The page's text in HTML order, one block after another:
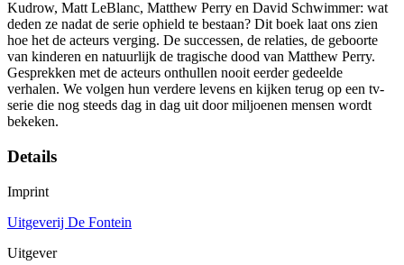
Kudrow, Matt LeBlanc, Matthew Perry en David Schwimmer: wat
deden ze nadat de serie ophield te bestaan? Dit boek laat ons zien
hoe het de acteurs verging. De successen, de relaties, de geboorte
van kinderen en natuurlijk de tragische dood van Matthew Perry.
Gesprekken met de acteurs onthullen nooit eerder gedeelde
verhalen. We volgen hun verdere levens en kijken terug op een tv-
serie die nog steeds dag in dag uit door miljoenen mensen wordt
bekeken.
Details
Imprint
Uitgeverij De Fontein
Uitgever